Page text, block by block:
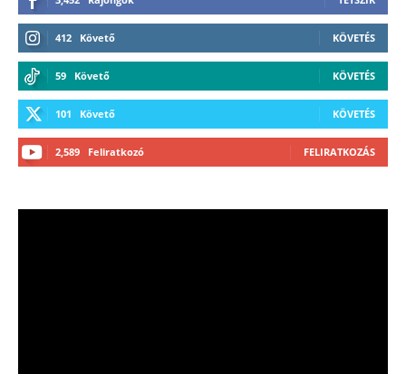
412 Követő KÖVETÉS
59 Követő KÖVETÉS
101 Követő KÖVETÉS
2,589 Feliratkozó FELIRATKOZÁS